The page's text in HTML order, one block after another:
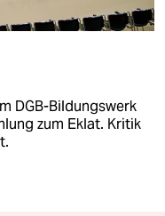
DGB-Bildungswerk
zum Eklat. Kritik